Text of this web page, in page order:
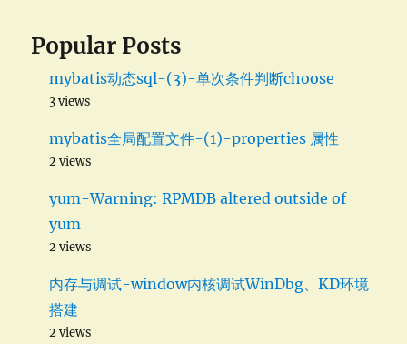
Popular Posts
mybatis动态sql-(3)-单次条件判断choose
3 views
mybatis全局配置文件-(1)-properties 属性
2 views
yum-Warning: RPMDB altered outside of
yum
2 views
内存与调试-window内核调试WinDbg、KD环境
搭建
2 views